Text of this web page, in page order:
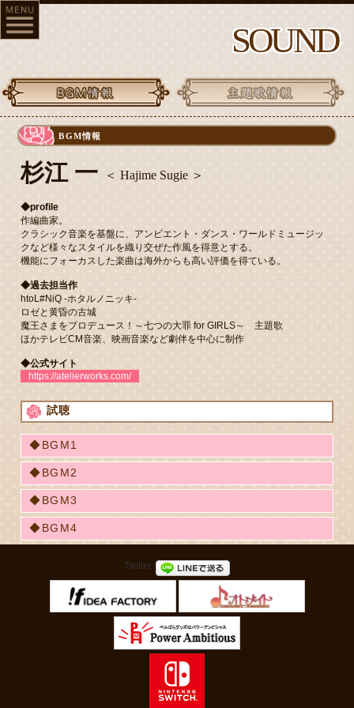
SOUND
BGM情報
杉江 一 ＜ Hajime Sugie ＞
◆profile
作編曲家。
クラシック音楽を基盤に、アンビエント・ダンス・ワールドミュージッ
クなど様々なスタイルを織り交ぜた作風を得意とする。
機能にフォーカスした楽曲は海外からも高い評価を得ている。
◆過去担当作
htoL#NiQ -ホタルノニッキ-
ロゼと黄昏の古城
魔王さまをプロデュース！～七つの大罪 for GIRLS～ 主題歌
ほかテレビCM音楽、映画音楽など劇伴を中心に制作
◆公式サイト
https://atelierworks.com/
試聴
◆BGM1
◆BGM2
◆BGM3
◆BGM4
Twitter